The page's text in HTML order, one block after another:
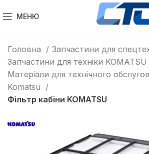
МЕНЮ
Головна
Запчастини для
Запчастини для техніки KOMATSU
Матеріали для технічного
Komatsu
Фільтр кабіни KOMATSU